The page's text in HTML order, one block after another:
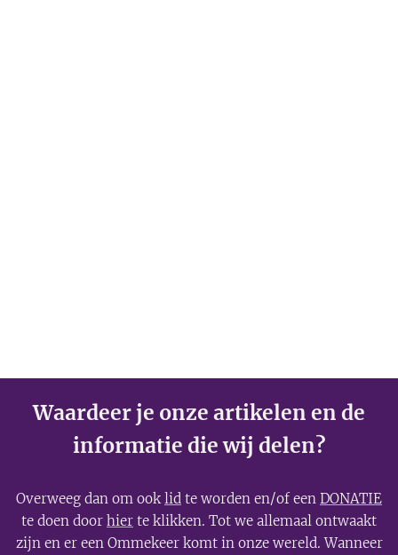
Waardeer je onze artikelen en de
informatie die wij delen?
Overweeg dan om ooklid te worden en/of een DONATIE
te doen door hier te klikken. Tot we allemaal ontwaakt
zijn en er een Ommekeer komt in onze wereld. Wanneer